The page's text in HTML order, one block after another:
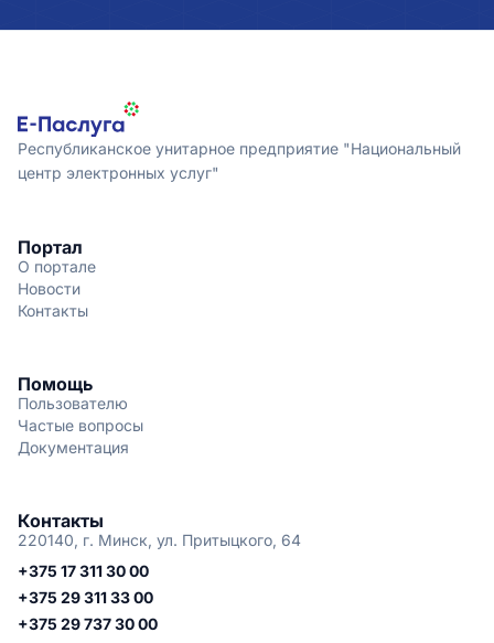
Республиканское унитарное предприятие "Национальный
центр электронных услуг"
Портал
О портале
Новости
Контакты
Помощь
Пользователю
Частые вопросы
Документация
Контакты
220140, г. Минск, ул. Притыцкого, 64
+375 17 311 30 00
+375 29 311 33 00
+375 29 737 30 00